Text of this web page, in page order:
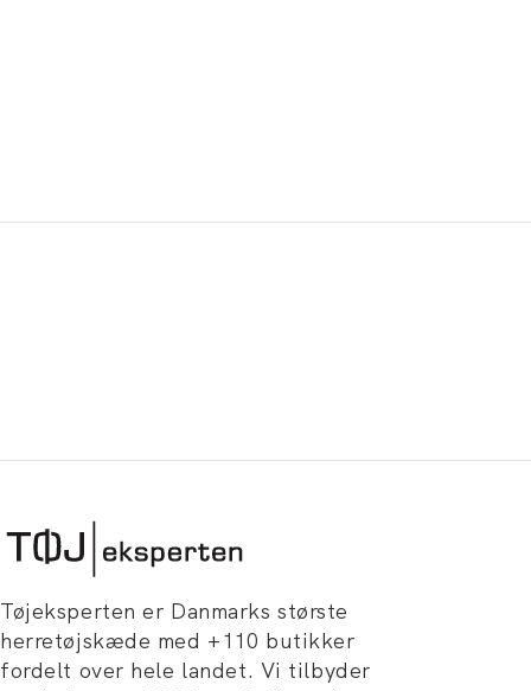
Tøjeksperten er Danmarks største
herretøjskæde med +110 butikker
fordelt over hele landet. Vi tilbyder